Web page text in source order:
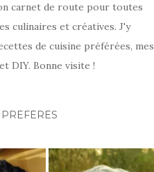
carnet de route pour toutes
culinaires et créatives. J'y
de cuisine préférées, mes
DIY. Bonne visite !